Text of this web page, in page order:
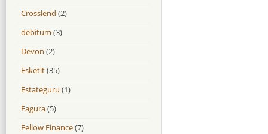
Crosslend (2)
debitum (3)
Devon (2)
Esketit(35)
Estateguru (1)
Fagura(5)
Fellow Finance(7)